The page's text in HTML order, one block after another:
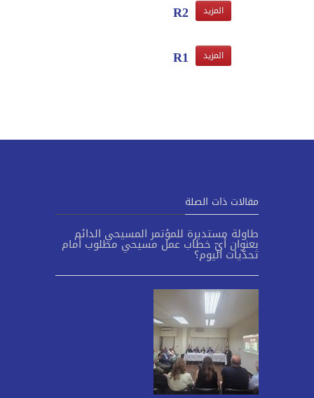
R2 المزيد
R1 المزيد
مقالات ذات الصلة
طاولة مستديرة للمؤتمر المسيحي الدائم
بعنوان أيّ خطاب عمل مسيحي مطلوب أمام
تحدّيات اليوم؟